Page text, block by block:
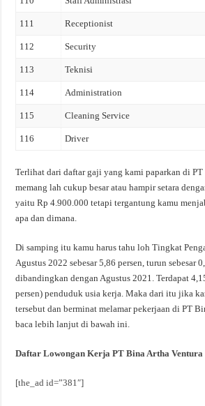
111 Receptionist
112 Security
113 Teknisi
114 Administration
115 Cleaning Service
116 Driver
Terlihat dari daftar gaji yang kami paparkan di PT
memang lah cukup besar atau hampir setara
yaitu Rp 4.900.000 tetapi tergantung kamu
apa dan dimana.
Di samping itu kamu harus tahu loh Tingkat
Agustus 2022 sebesar 5,86 persen, turun sebesar
dibandingkan dengan Agustus 2021. Terdapat
persen) penduduk usia kerja. Maka dari itu jika
tersebut dan berminat melamar pekerjaan di PT
baca lebih lanjut di bawah ini.
Daftar Lowongan Kerja PT Bina Artha Ventura
[the_ad id=”381″]